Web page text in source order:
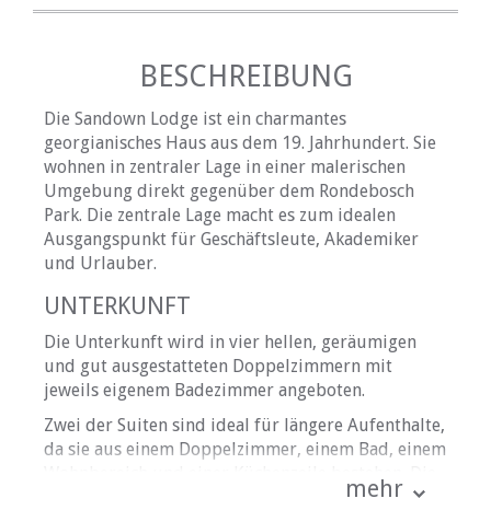
BESCHREIBUNG
Die Sandown Lodge ist ein charmantes
georgianisches Haus aus dem 19. Jahrhundert. Sie
wohnen in zentraler Lage in einer malerischen
Umgebung direkt gegenüber dem Rondebosch
Park. Die zentrale Lage macht es zum idealen
Ausgangspunkt für Geschäftsleute, Akademiker
und Urlauber.
UNTERKUNFT
Die Unterkunft wird in vier hellen, geräumigen
und gut ausgestatteten Doppelzimmern mit
jeweils eigenem Badezimmer angeboten.
Zwei der Suiten sind ideal für längere Aufenthalte,
da sie aus einem Doppelzimmer, einem Bad, einem
Küchenzeilen verfügen über eine Mikrowelle, einen
mehr